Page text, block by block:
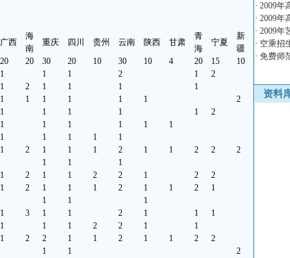
广西
海
南
重庆 四川 贵州 云南 陕西 甘肃
青
海
宁夏
新
疆
20 20 30 20 10 30 10 4 20 15
10
1 1 1 2 1
2
1 2 1 1 1
1
1 1 1 1 1 1
2
1 1 1 1 1
2
1 1 1 1 1
1
1 1 1 1
1
1 2 1 1 1 2 1 1 2 2
2
1 1
1
1 2 1 1 2 2 1 2
2
1 2 1 1 1 2 1 1 2
1
1 1
1
1 3 1 1 2 1 1
1
1 1 1 2 2 1
1
1 2 2 1 1 2 1 1 2
2
1 1
2
· 2009年
· 2009年
· 2009年
· 空乘招
· 免费师
资料